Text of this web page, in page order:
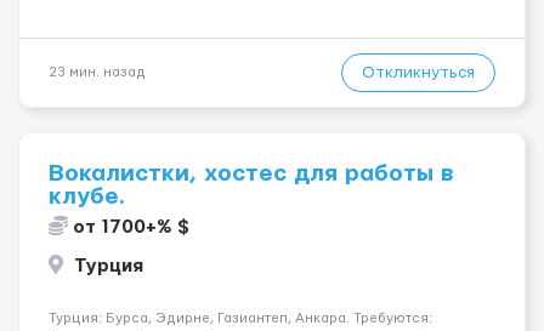
23 мин. назад Откликнуться
Вокалистки, хостес для работы в
клубе.
от 1700+% $
Турция
Турция: Бурса, Эдирне, Газиантеп, Анкара. Требуются: